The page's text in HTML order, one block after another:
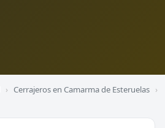
› Cerrajeros en Camarma de Esteruelas ›